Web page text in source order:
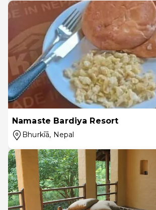
Namaste Bardiya Resort
Bhurkīā, Nepal